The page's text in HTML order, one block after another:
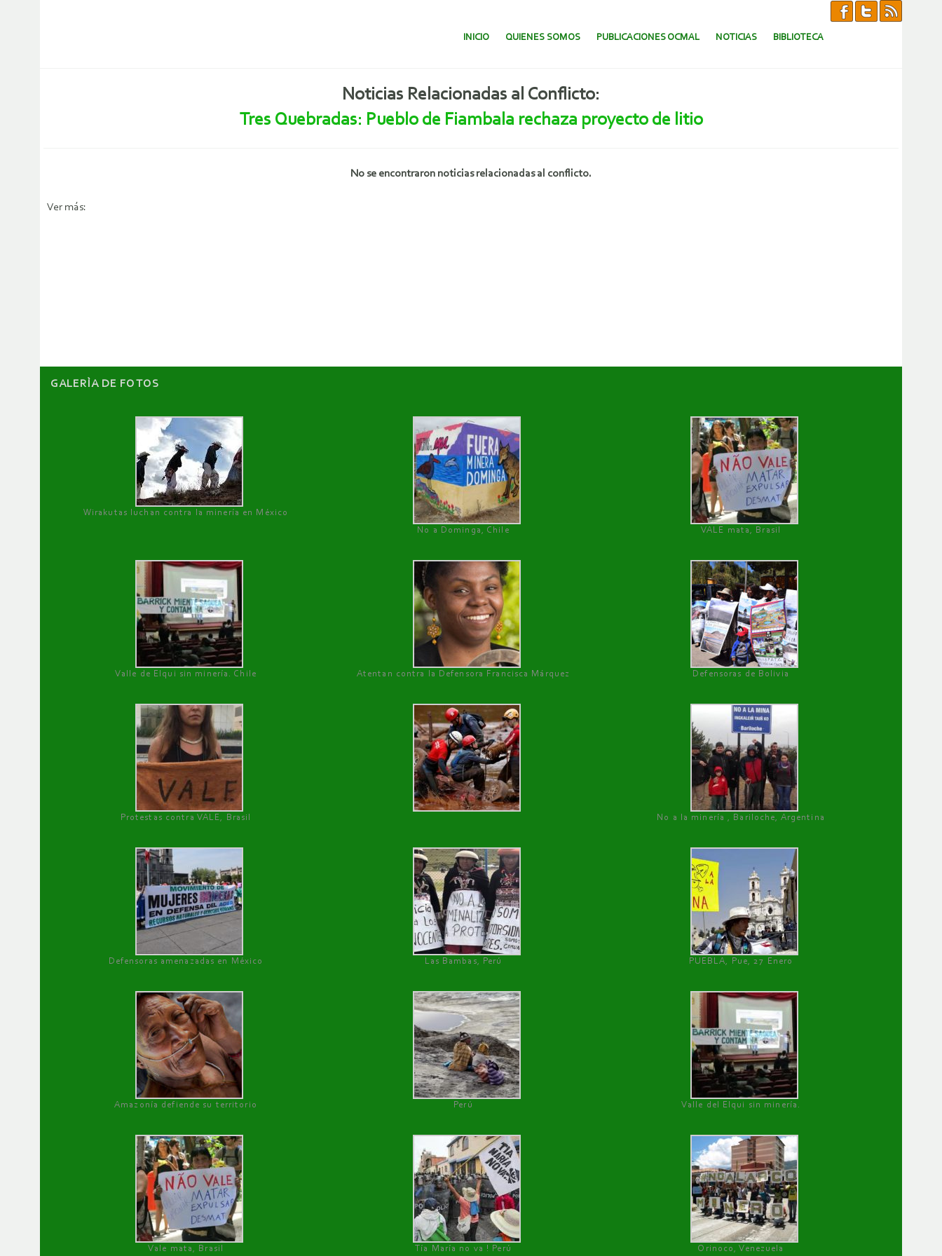
SALTAR AL CONTENIDO.
INICIO QUIENES SOMOS PUBLICACIONES OCMAL NOTICIAS BIBLIOTECA
Noticias Relacionadas al Conflicto:
Tres Quebradas: Pueblo de Fiambala rechaza proyecto de litio
No se encontraron noticias relacionadas al conflicto.
Ver más:
GALERÌA DE FOTOS
Wirakutas luchan contra la minería en México
No a Dominga, Chile
VALE mata, Brasil
Valle de Elqui sin minería. Chile Atentan contra la Defensora Francisca Márquez Defensoras de Bolivia
Protestas contra VALE, Brasil No a la minería , Bariloche, Argentina
Defensoras amenazadas en México Las Bambas, Perú PUEBLA, Pue, 27 Enero
Amazonía defiende su territorio Perú Valle del Elqui sin minería.
Vale mata, Brasil Tía María no va ! Perú Orinoco, Venezuela